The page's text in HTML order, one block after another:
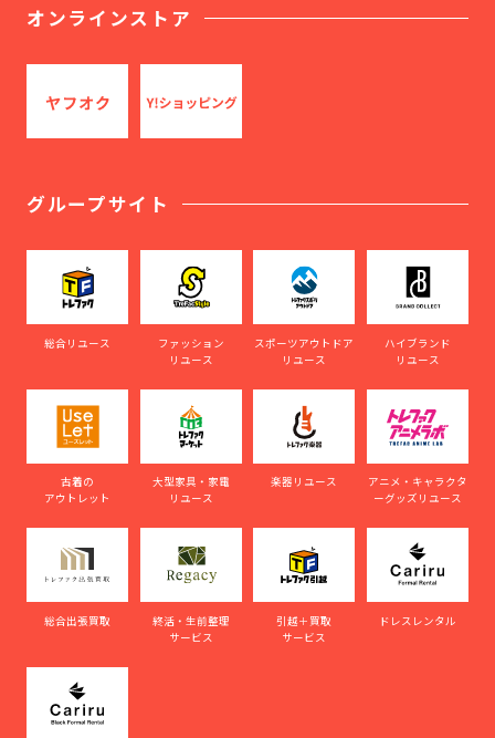
オンラインストア
グループサイト
総合リユース
ファッション
リユース
スポーツアウトドア
リユース
ハイブランド
リユース
古着の
アウトレット
大型家具・家電
リユース
楽器リユース
アニメ・キャラクタ
ーグッズリユース
総合出張買取
終活・生前整理
サービス
引越＋買取
サービス
ドレスレンタル